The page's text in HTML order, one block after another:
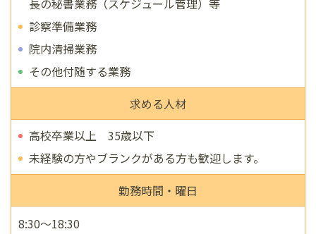
長の秘書業務（スケジュール管理）等
診察準備業務
院内清掃業務
その他付随する業務
求める人材
高校卒業以上 35歳以下
未経験の方やブランクがある方も歓迎します。
勤務時間・曜日
8:30～18:30